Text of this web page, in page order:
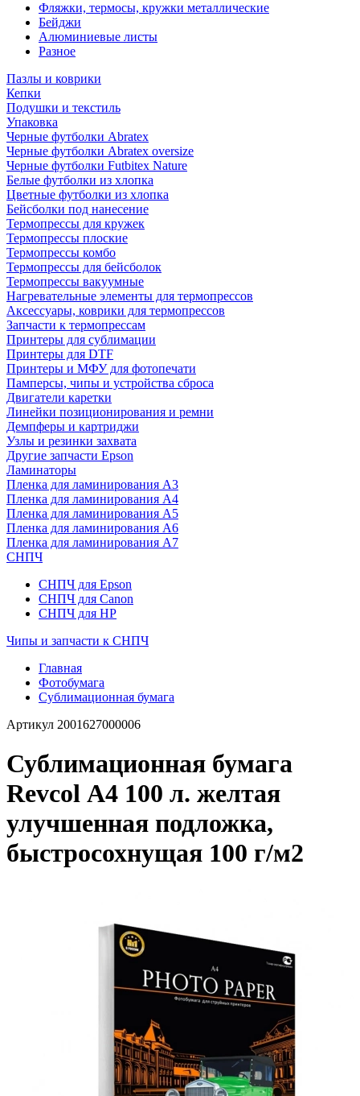
Фляжки, термосы, кружки металлические
Бейджи
Алюминиевые листы
Разное
Пазлы и коврики
Кепки
Подушки и текстиль
Упаковка
Черные футболки Abratex
Черные футболки Abratex oversize
Черные футболки Futbitex Nature
Белые футболки из хлопка
Цветные футболки из хлопка
Бейсболки под нанесение
Термопрессы для кружек
Термопрессы плоские
Термопрессы комбо
Термопрессы для бейсболок
Термопрессы вакуумные
Нагревательные элементы для термопрессов
Аксессуары, коврики для термопрессов
Запчасти к термопрессам
Принтеры для сублимации
Принтеры для DTF
Принтеры и МФУ для фотопечати
Памперсы, чипы и устройства сброса
Двигатели каретки
Линейки позиционирования и ремни
Демпферы и картриджи
Узлы и резинки захвата
Другие запчасти Epson
Ламинаторы
Пленка для ламинирования А3
Пленка для ламинирования А4
Пленка для ламинирования А5
Пленка для ламинирования А6
Пленка для ламинирования А7
СНПЧ
СНПЧ для Epson
СНПЧ для Canon
СНПЧ для HP
Чипы и запчасти к СНПЧ
Главная
Фотобумага
Сублимационная бумага
Артикул 2001627000006
Сублимационная бумага
Revcol А4 100 л. желтая
улучшенная подложка,
быстросохнущая 100 г/м2